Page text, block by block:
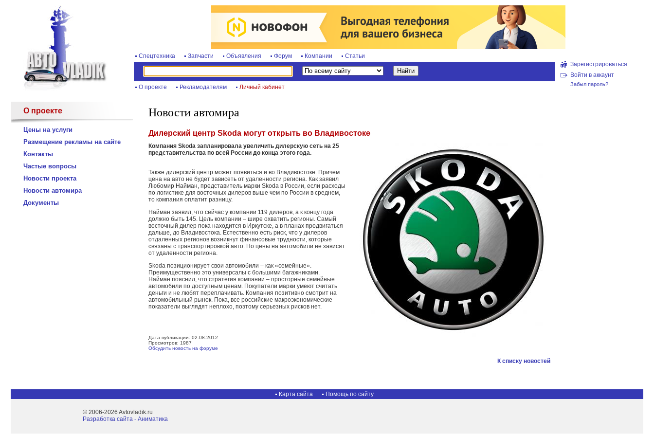
Спецтехника Запчасти Объявления Форум Компании Статьи
О проекте Рекламодателям Личный кабинет
Зарегистрироваться
Войти в аккаунт
Забыл пароль?
О проекте
Цены на услуги
Размещение рекламы на сайте
Контакты
Частые вопросы
Новости проекта
Новости автомира
Документы
Новости автомира
Дилерский центр Skoda могут открыть во Владивостоке
Компания Skoda запланировала увеличить дилерскую сеть на 25
представительства по всей России до конца этого года.
Также дилерский центр может появиться и во Владивостоке. Причем
цена на авто не будет зависеть от удаленности региона. Как заявил
Любомир Найман, представитель марки Skoda в России, если расходы
по логистике для восточных дилеров выше чем по России в среднем,
то компания оплатит разницу.
Найман заявил, что сейчас у компании 119 дилеров, а к концу года
должно быть 145. Цель компании – шире охватить регионы. Самый
восточный дилер пока находится в Иркутске, а в планах продвигаться
дальше, до Владивостока. Естественно есть риск, что у дилеров
отдаленных регионов возникнут финансовые трудности, которые
связаны с транспортировкой авто. Но цены на автомобили не зависят
от удаленности региона.
Skoda позиционирует свои автомобили – как «семейные».
Преимущественно это универсалы с большими багажниками.
Найман пояснил, что стратегия компании – просторные семейные
автомобили по доступным ценам. Покупатели марки умеют считать
деньги и не любят переплачивать. Компания позитивно смотрит на
автомобильный рынок. Пока, все российские макроэкономические
показатели выглядят неплохо, поэтому серьезных рисков нет.
Дата публикации: 02.08.2012
Просмотров: 1987
Обсудить новость на форуме
К списку новостей
Карта сайта Помощь по сайту
© 2006-2026 Avtovladik.ru
Разработка сайта - Aниматика